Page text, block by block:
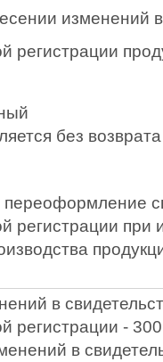
изменений
регистрации
без возврата
переоформление
регистрации при
в
регистрации -
в